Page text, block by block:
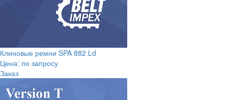
Клиновые ремни SPA 882 Ld
Цена: по запросу
Заказ